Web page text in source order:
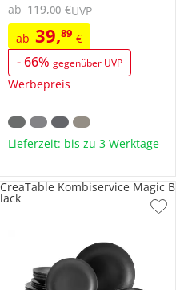
ab 39,89 €
-66% gegenüber UVP
Werbepreis
ab 119,00 €UVP
Lieferzeit: bis zu 3 Werktage
CreaTable Kombiservice Magic B
lack